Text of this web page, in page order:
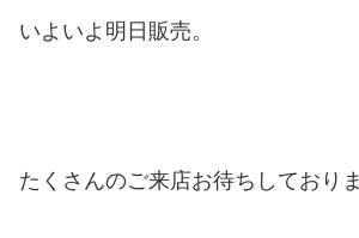
いよいよ明日販売。
たくさんのご来店お待ちしておりま